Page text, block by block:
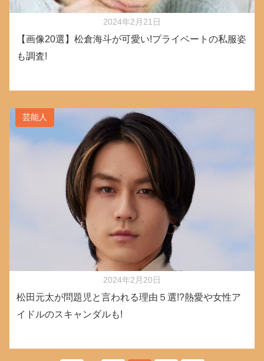
2024年2月21日
【画像20選】松倉海斗が可愛い!プライベートの私服姿
も調査!
芸能人
2024年2月20日
松田元太が問題児と言われる理由５選!?熱愛や女性ア
イドルのスキャンダルも!